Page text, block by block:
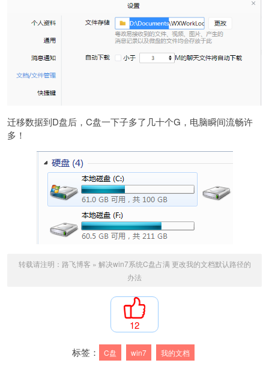
迁移数据到D盘后，C盘一下子多了几十个G，电脑瞬间流畅许
多！
转载请注明： 路飞博客 » 解决win7系统C盘占满 更改我的文档默认路径的
办法
12
标签： C盘 win7 我的文档